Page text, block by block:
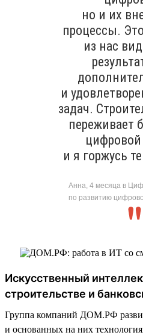
но и их
процессы.
из нас
и
задач.
переживает
и я горжусь
Анна, 4 месяца в
по развитию
Искусственный
строительстве и
Группа компаний ДОМ.РФ
и основанных на них